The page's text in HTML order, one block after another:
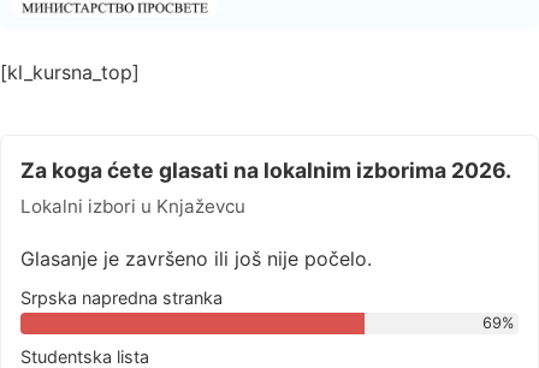
[kl_kursna_top]
Za koga ćete glasati na lokalnim izborima 2026.
Lokalni izbori u Knjaževcu
Glasanje je završeno ili još nije počelo.
Srpska napredna stranka
69%
Studentska lista